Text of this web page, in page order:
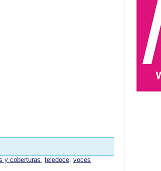
y coberturas, teledoce, voces